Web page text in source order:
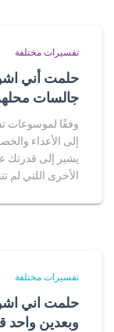
تفسيرات مختلفة
حلمت أني
جالسات
وفقًا لموسوعات
إلى الأعداء
يشير إلى قدرتك
الأخرى اللتي لم
تفسيرات مختلفة
حلمت اني
وبعدين واحد